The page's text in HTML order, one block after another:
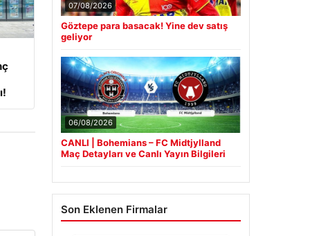
07/08/2026
Göztepe para basacak! Yine dev satış
geliyor
06/08/2026
CANLI | Bohemians – FC Midtjylland
Maç Detayları ve Canlı Yayın Bilgileri
Son Eklenen Firmalar